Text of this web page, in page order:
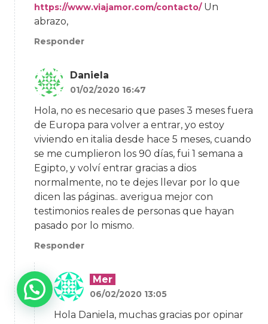
https://www.viajamor.com/contacto/Un
abrazo,
Responder
Daniela
01/02/2020 16:47
Hola, no es necesario que pases 3 meses fuera
de Europa para volver a entrar, yo estoy
viviendo en italia desde hace 5 meses, cuando
se me cumplieron los 90 días, fui 1 semana a
Egipto, y volví entrar gracias a dios
normalmente, no te dejes llevar por lo que
dicen las páginas.. averigua mejor con
testimonios reales de personas que hayan
pasado por lo mismo.
Responder
Mer
06/02/2020 13:05
Hola Daniela, muchas gracias por opinar